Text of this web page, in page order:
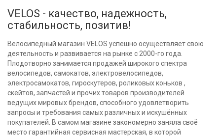
VELOS - качество, надежность,
стабильность, позитив!
Велосипедный магазин VELOS успешно осуществляет свою
деятельность и развивается на рынке с 2000-го года.
Плодотворно занимается продажей широкого спектра
велосипедов, самокатов, электровелосипедов,
электросамокатов, гироскутеров, роликовых коньков ,
скейтов, запчастей и прочих товаров производителей
ведущих мировых брендов, способного удовлетворить
запросы и требования самых различных и искушённых
покупателей. В самом магазине закономерно заняла своё
место гарантийная сервисная мастерская, в которой